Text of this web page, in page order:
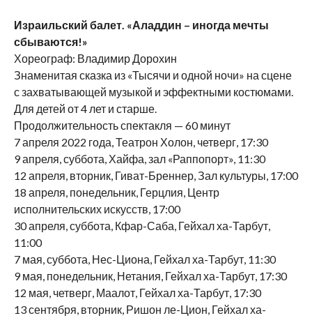
Израильский балет. «Аладдин – иногда мечты
сбываются!»
Хореограф: Владимир Дорохин
Знаменитая сказка из «Тысячи и одной ночи» на сцене
с захватывающей музыкой и эффектными костюмами.
Для детей от 4 лет и старше.
Продолжительность спектакля — 60 минут
7 апреля 2022 года, Театрон Холон, четверг, 17:30
9 апреля, суббота, Хайфа, зал «Раппопорт», 11:30
12 апреля, вторник, Гиват-Бреннер, Зал культуры, 17:00
18 апреля, понедельник, Герцлия, Центр
исполнительских искусств, 17:00
30 апреля, суббота, Кфар-Саба, Гейхал ха-Тарбут,
11:00
7 мая, суббота, Нес-Циона, Гейхал ха-Тарбут, 11:30
9 мая, понедельник, Нетания, Гейхал ха-Тарбут, 17:30
12 мая, четверг, Маалот, Гейхал ха-Тарбут, 17:30
13 сентября, вторник, Ришон ле-Цион, Гейхал ха-